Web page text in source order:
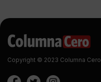
Copyright © 2023 Columna Cero